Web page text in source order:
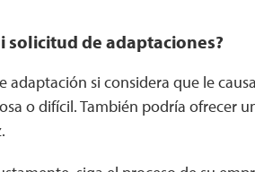
solicitud de adaptaciones?
si considera que le
o difícil. También podría ofrecer